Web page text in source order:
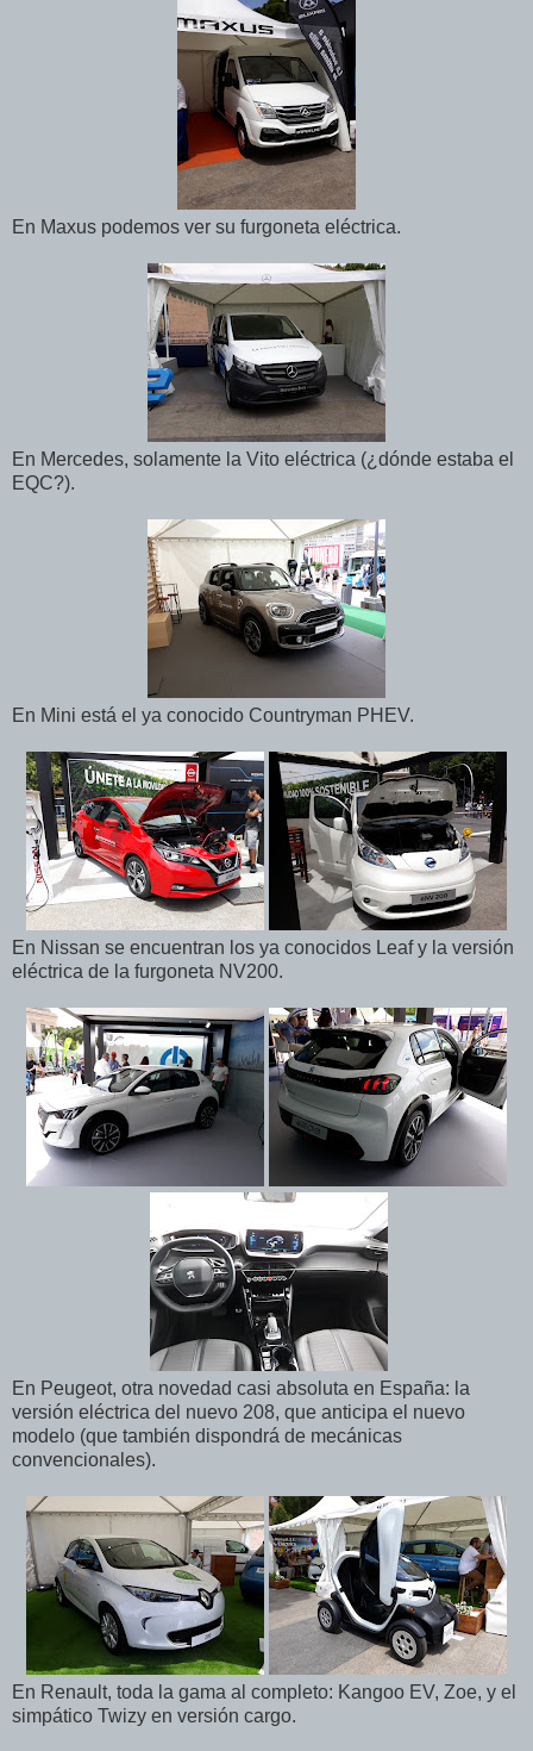
En Maxus podemos ver su furgoneta eléctrica.
En Mercedes, solamente la Vito eléctrica (¿dónde estaba el
EQC?).
En Mini está el ya conocido Countryman PHEV.
En Nissan se encuentran los ya conocidos Leaf y la versión
eléctrica de la furgoneta NV200.
En Peugeot, otra novedad casi absoluta en España: la
versión eléctrica del nuevo 208, que anticipa el nuevo
modelo (que también dispondrá de mecánicas
convencionales).
En Renault, toda la gama al completo: Kangoo EV, Zoe, y el
simpático Twizy en versión cargo.